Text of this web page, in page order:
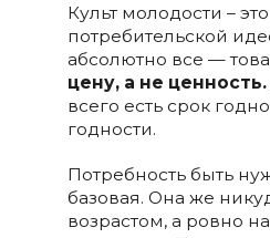
Культ молодости –
потребительской
абсолютно все —
цену, а не ценность.
всего есть срок
годности.
Потребность быть
базовая. Она же
возрастом, а ровно